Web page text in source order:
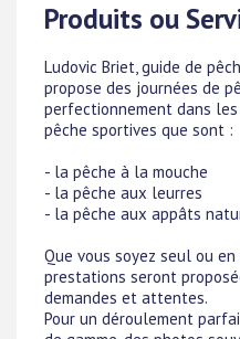
Produits ou
Ludovic Briet, guide de
propose des journées de
perfectionnement dans
pêche sportives que sont :
- la pêche à la mouche
- la pêche aux leurres
- la pêche aux appâts
Que vous soyez seul ou
prestations seront
demandes et attentes.
Pour un déroulement